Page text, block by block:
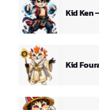
Kid Ken
Kid